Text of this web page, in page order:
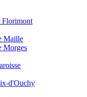
Florimont
Maille
Morges
d'Ouchy